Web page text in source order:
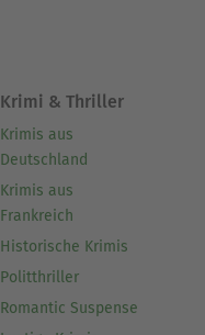
Krimi & Thriller
Krimis aus
Deutschland
Krimis aus
Frankreich
Historische Krimis
Politthriller
Romantic Suspense